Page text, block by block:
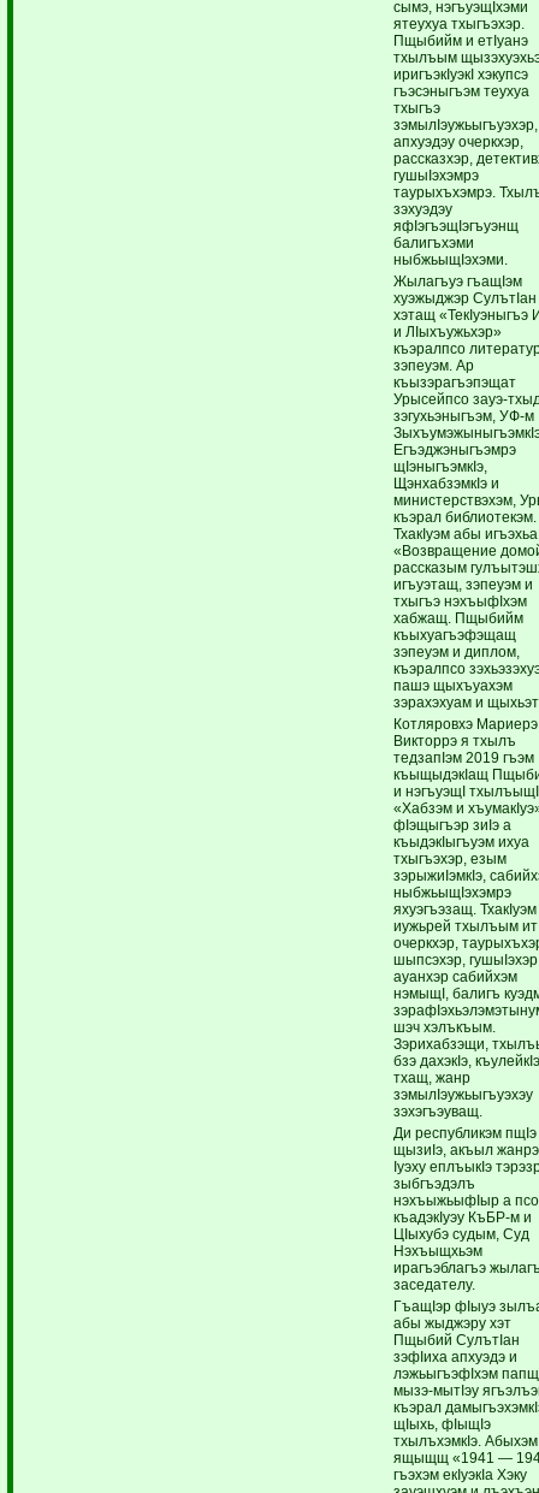
сымэ, нэгъуэщIхэми
ятеухуа тхыгъэхэр.
Пщыбийм и етIуанэ
тхылъым
иригъэкIуэкI хэкупсэ
гъэсэныгъэм теухуа
тхыгъэ
зэмылIэужьыгъуэхэр,
апхуэдэу очеркхэр,
рассказхэр,
гушыIэхэмрэ
таурыхъхэмрэ.
зэхуэдэу
яфIэгъэщIэгъуэнщ
балигъхэми
ныбжьыщIэхэми.
Жылагъуэ гъащIэм
хуэжыджэр СулътIан
хэтащ «ТекIуэныгъэ
и ЛIыхъужьхэр»
къэралпсо
зэпеуэм. Ар
къызэрагъэпэщат
Урысейпсо зауэ-
зэгухьэныгъэм, УФ-м
Егъэджэныгъэмрэ
щIэныгъэмкIэ,
ЩэнхабзэмкIэ и
министерствэхэм,
къэрал библиотекэм.
ТхакIуэм абы игъэхьа
«Возвращение
рассказым
игъуэтащ, зэпеуэм и
тхыгъэ нэхъыфIхэм
хабжащ. Пщыбийм
къыхуагъэфэщащ
зэпеуэм и диплом,
къэралпсо
пашэ щыхъуахэм
зэрахэхуам и
Котляровхэ Мариерэ
Викторрэ я тхылъ
тедзапIэм 2019 гъэм
къыщыдэкIащ
и нэгъуэщI
«Хабзэм и
фIэщыгъэр зиIэ а
къыдэкIыгъуэм ихуа
тхыгъэхэр, езым
зэрыжиIэмкIэ,
ныбжьыщIэхэмрэ
яхуэгъэзащ.
иужьрей тхылъым ит
очеркхэр,
шыпсэхэр,
ауанхэр сабийхэм
нэмыщI, балигъ
шэч хэлъкъым.
Зэрихабзэщи,
бзэ дахэкIэ,
тхащ, жанр
зэмылIэужьыгъуэхэу
зэхэгъэуващ.
Ди республикэм пщIэ
щызиIэ, акъыл жанрэ
Iуэху еплъыкIэ
зыбгъэдэлъ
нэхъыжьыфIыр а
къадэкIуэу КъБР-м и
ЦIыхубэ судым, Суд
Нэхъыщхьэм
ирагъэблагъэ
заседателу.
ГъащIэр фIыуэ
абы жыджэру хэт
Пщыбий СулътIан
зэфIиха апхуэдэ и
лэжьыгъэфIхэм
мызэ-мытIэу
къэрал
щIыхь, фIыщIэ
тхылъхэмкIэ. Абыхэм
ящыщщ «1941 —
гъэхэм екIуэкIа Хэку